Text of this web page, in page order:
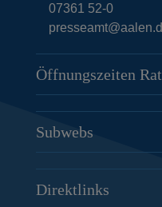
07361 52-0
Öffnungszeiten
Subwebs
Direktlinks